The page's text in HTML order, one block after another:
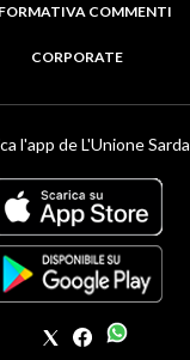
COMMENTI
CORPORATE
l'app de L'Unione Sarda